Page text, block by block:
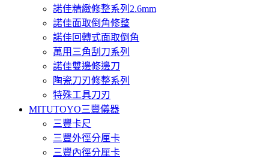
諾佳精緻修整系列2.6mm
諾佳面取倒角修整
諾佳回轉式面取倒角
萬用三角刮刀系列
諾佳雙邊修邊刀
陶瓷刀刃修整系列
特殊工具刀刃
MITUTOYO三豐儀器
三豐卡尺
三豐外徑分厘卡
三豐內徑分厘卡